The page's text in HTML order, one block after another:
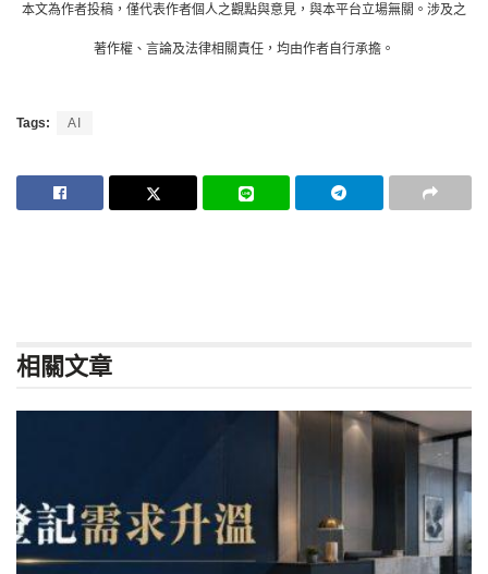
本文為作者投稿，僅代表作者個人之觀點與意見，與本平台立場無關。涉及之
著作權、言論及法律相關責任，均由作者自行承擔。
Tags: AI
相關文章